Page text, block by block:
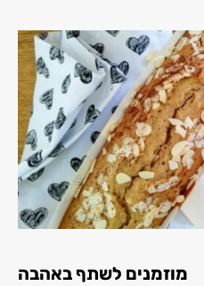
מוזמנים לשתף באהבה